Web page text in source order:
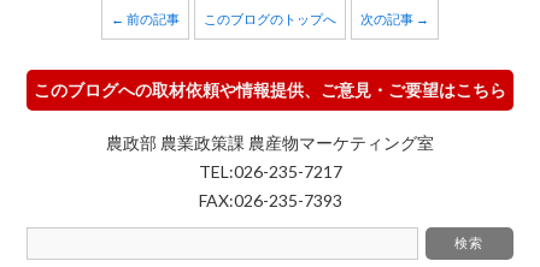
← 前の記事 このブログのトップへ 次の記事 →
このブログへの取材依頼や情報提供、ご意見・ご要望はこちら
農政部 農業政策課 農産物マーケティング室
TEL:026-235-7217
FAX:026-235-7393